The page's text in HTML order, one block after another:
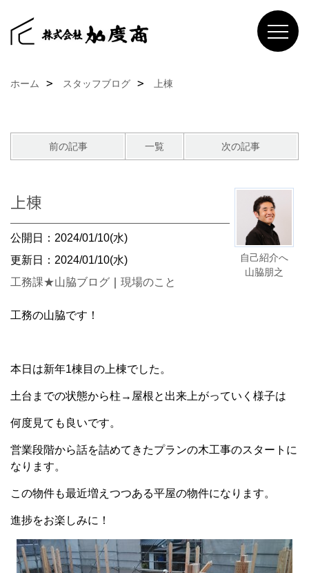
ホーム スタッフブログ 上棟
前の記事 一覧 次の記事
自己紹介へ
山脇朋之
上棟
公開日：2024/01/10(水)
更新日：2024/01/10(水)
工務課★山脇ブログ
現場のこと
工務の山脇です！
本日は新年1棟目の上棟でした。
土台までの状態から柱→屋根と出来上がっていく様子は
何度見ても良いです。
営業段階から話を詰めてきたプランの木工事のスタートに
なります。
この物件も最近増えつつある平屋の物件になります。
進捗をお楽しみに！